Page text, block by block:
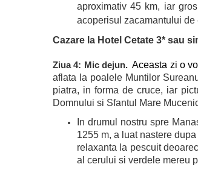
aproximativ 45 km, iar
acoperisul zacamantului de
Cazare la Hotel Cetate 3* sau
Ziua 4: Mic dejun. Aceasta zi o
aflata la poalele Muntilor
piatra, in forma de cruce, iar
Domnului si Sfantul Mare
In drumul nostru spre
1255 m, a luat nastere
relaxanta la pescuit
al cerului si verdele mereu